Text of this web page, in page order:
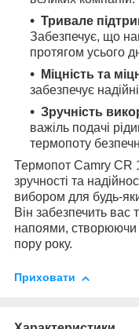
Тривале
Забезпечує, що
протягом усього
Міцність та
забезпечує
Зручність
важіль подачі
термопоту
Термопот Camry CR
зручності та
вибором для будь-
Він забезпечить вас
напоями, створюючи
пору року.
Приховати